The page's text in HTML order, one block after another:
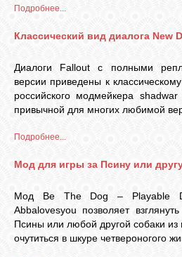
Подробнее...
Классический вид диалога New
Диалоги Fallout с полными
версии приведены к
российского модмейкера shadwar
привычной для многих любимой
Подробнее...
Мод для игры за Псину или
Мод Be The Dog – Playable
Abbalovesyou позволяет
Псины или любой другой собаки
очутиться в шкуре четвероногого